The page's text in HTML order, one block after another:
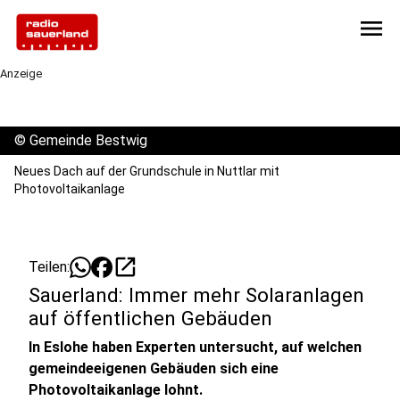
menu
Anzeige
© Gemeinde Bestwig
Neues Dach auf der Grundschule in Nuttlar mit
Photovoltaikanlage
Teilen: open_in_new
Sauerland: Immer mehr Solaranlagen
auf öffentlichen Gebäuden
In Eslohe haben Experten untersucht, auf welchen
gemeindeeigenen Gebäuden sich eine
Photovoltaikanlage lohnt.